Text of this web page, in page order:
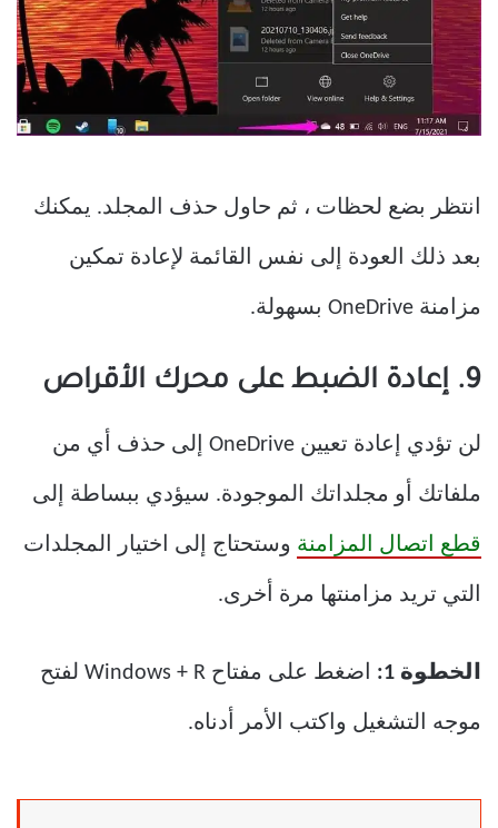
انتظر بضع لحظات ، ثم حاول حذف المجلد. يمكنك
بعد ذلك العودة إلى نفس القائمة لإعادة تمكين
مزامنة OneDrive بسهولة.
9. إعادة الضبط على محرك الأقراص
لن تؤدي إعادة تعيين OneDrive إلى حذف أي من
ملفاتك أو مجلداتك الموجودة. سيؤدي ببساطة إلى
قطع اتصال المزامنة وستحتاج إلى اختيار المجلدات
التي تريد مزامنتها مرة أخرى.
الخطوة 1: اضغط على مفتاح Windows + R لفتح
موجه التشغيل واكتب الأمر أدناه.